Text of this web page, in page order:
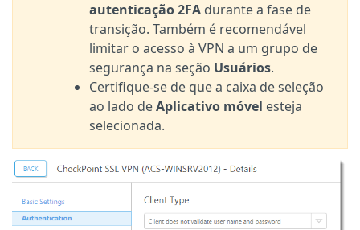
autenticação 2FA durante a fase de
transição. Também é recomendável
limitar o acesso à VPN a um grupo de
segurança na seção Usuários.
Certifique-se de que a caixa de seleção
ao lado deAplicativo móvel esteja
selecionada.